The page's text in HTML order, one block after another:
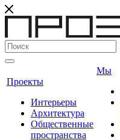
Проекты
Интерьеры
Архитектура
Общественные
пространства
Мы